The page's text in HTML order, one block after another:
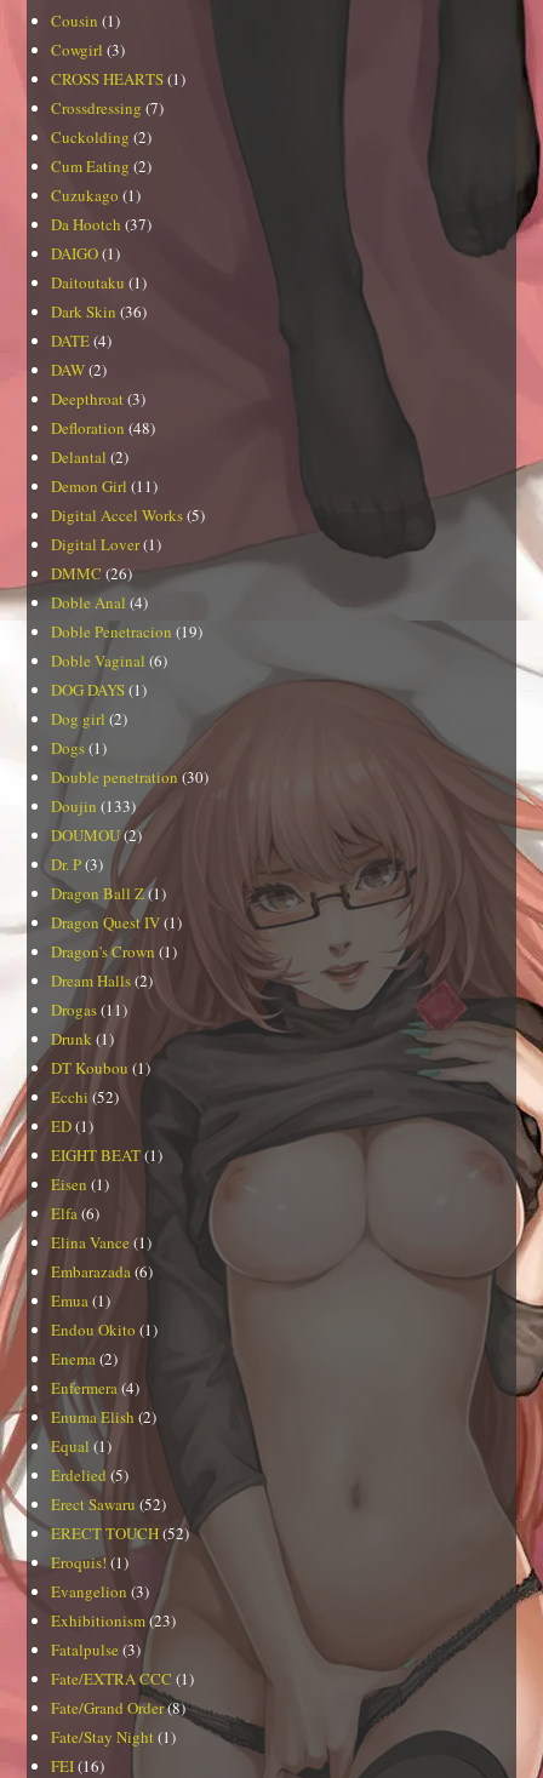
Cousin (1)
Cowgirl (3)
CROSS HEARTS(1)
Crossdressing (7)
Cuckolding (2)
Cum Eating (2)
Cuzukago (1)
Da Hootch (37)
DAIGO(1)
Daitoutaku (1)
Dark Skin (36)
DATE(4)
DAW(2)
Deepthroat (3)
Defloration (48)
Delantal (2)
Demon Girl (11)
Digital Accel Works(5)
Digital Lover(1)
DMMC (26)
Doble Anal (4)
Doble Penetracion (19)
Doble Vaginal (6)
DOG DAYS(1)
Dog girl (2)
Dogs(1)
Double penetration (30)
Doujin (133)
DOUMOU(2)
Dr. P(3)
Dragon Ball Z(1)
Dragon Quest IV(1)
Dragon's Crown (1)
Dream Halls(2)
Drogas(11)
Drunk (1)
DT Koubou (1)
Ecchi (52)
ED(1)
EIGHT BEAT(1)
Eisen (1)
Elfa (6)
Elina Vance (1)
Embarazada (6)
Emua (1)
Endou Okito (1)
Enema (2)
Enfermera (4)
Enuma Elish (2)
Equal (1)
Erdelied (5)
Erect Sawaru (52)
ERECT TOUCH(52)
Eroquis! (1)
Evangelion (3)
Exhibitionism(23)
Fatalpulse (3)
Fate/EXTRA CCC (1)
Fate/Grand Order(8)
Fate/Stay Night (1)
FEI(16)